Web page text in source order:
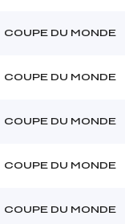
COUPE DU MONDE
COUPE DU MONDE
COUPE DU MONDE
COUPE DU MONDE
COUPE DU MONDE